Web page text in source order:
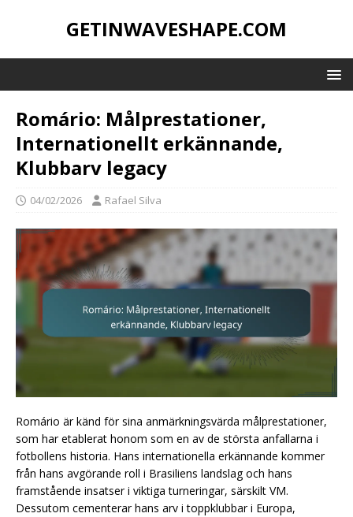
GETINWAVESHAPE.COM
Romário: Målprestationer,
Internationellt erkännande,
Klubbarv legacy
04/02/2026 Rafael Silva
Romário är känd för sina anmärkningsvärda målprestationer,
som har etablerat honom som en av de största anfallarna i
fotbollens historia. Hans internationella erkännande kommer
från hans avgörande roll i Brasiliens landslag och hans
framstående insatser i viktiga turneringar, särskilt VM.
Dessutom cementerar hans arv i toppklubbar i Europa,